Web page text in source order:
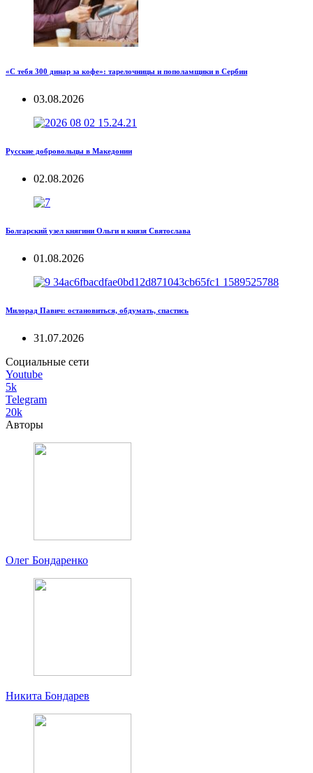
«С тебя 300 динар за кофе»: тарелочницы и пополамщики в Сербии
03.08.2026
Русские добровольцы в Македонии
02.08.2026
Болгарский узел княгини Ольги и князя Святослава
01.08.2026
Милорад Павич: остановиться, обдумать, спастись
31.07.2026
Социальные сети
Youtube
5k
Telegram
20k
Авторы
Олег Бондаренко
Никита Бондарев